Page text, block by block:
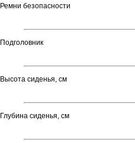
Ремни безопасности
Подголовник
Высота сиденья, см
Глубина сиденья, см